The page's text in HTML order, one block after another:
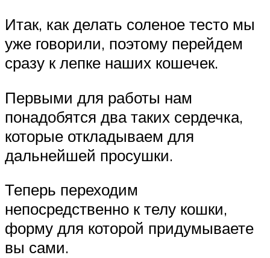
Итак, как делать соленое тесто мы
уже говорили, поэтому перейдем
сразу к лепке наших кошечек.
Первыми для работы нам
понадобятся два таких сердечка,
которые откладываем для
дальнейшей просушки.
Теперь переходим
непосредственно к телу кошки,
форму для которой придумываете
вы сами.